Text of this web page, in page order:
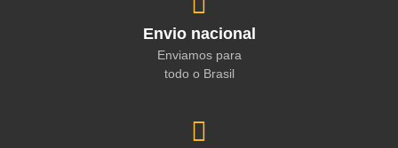
Envio nacional
Enviamos para
todo o Brasil